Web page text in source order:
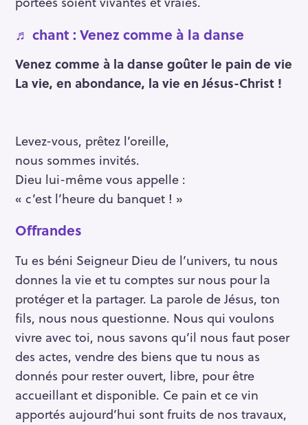
♬ chant : Venez comme à la danse
Venez comme à la danse goûter le pain de vie
La vie, en abondance, la vie en Jésus-Christ !
Levez-vous, prêtez l’oreille,
nous sommes invités.
Dieu lui-même vous appelle :
« c’est l’heure du banquet ! »
Offrandes
Tu es béni Seigneur Dieu de l’univers, tu nous
donnes la vie et tu comptes sur nous pour la
protéger et la partager. La parole de Jésus, ton
fils, nous nous questionne. Nous qui voulons
vivre avec toi, nous savons qu’il nous faut poser
des actes, vendre des biens que tu nous as
donnés pour rester ouvert, libre, pour être
accueillant et disponible. Ce pain et ce vin
apportés aujourd’hui sont fruits de nos travaux,